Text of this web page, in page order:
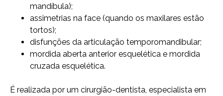
mandíbula);
assimetrias na face (quando os maxilares estão
tortos);
disfunções da articulação temporomandibular;
mordida aberta anterior esquelética e mordida
cruzada esquelética.
É realizada por um cirurgião-dentista, especialista em